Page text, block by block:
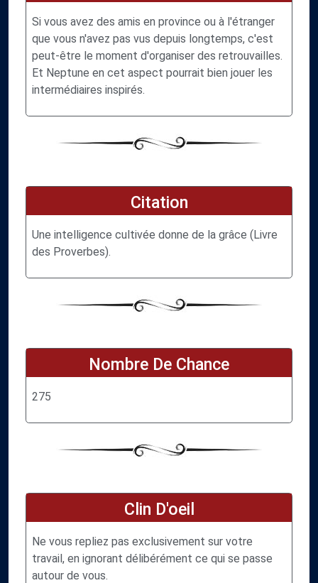
Si vous avez des amis en province ou à l'étranger
que vous n'avez pas vus depuis longtemps, c'est
peut-être le moment d'organiser des retrouvailles.
Et Neptune en cet aspect pourrait bien jouer les
intermédiaires inspirés.
Citation
Une intelligence cultivée donne de la grâce (Livre
des Proverbes).
Nombre De Chance
275
Clin D'oeil
Ne vous repliez pas exclusivement sur votre
travail, en ignorant délibérément ce qui se passe
autour de vous.